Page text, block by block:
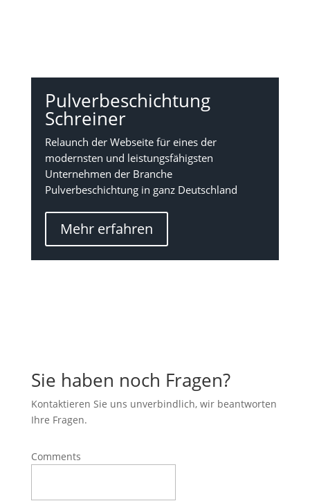
Pulverbeschichtung
Schreiner
Relaunch der Webseite für eines der
modernsten und leistungsfähigsten
Unternehmen der Branche
Pulverbeschichtung in ganz Deutschland
Mehr erfahren
Sie haben noch Fragen?
Kontaktieren Sie uns unverbindlich, wir beantworten
Ihre Fragen.
Comments